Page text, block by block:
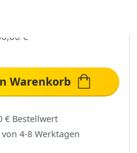
€
Warenkorb
€ Bestellwert
4-8 Werktagen